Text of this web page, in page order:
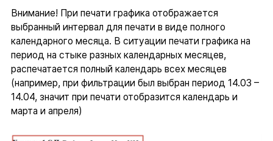
Внимание! При печати графика отображается
выбранный интервал для печати в виде полного
календарного месяца. В ситуации печати графика на
период на стыке разных календарных месяцев,
распечатается полный календарь всех месяцев
(например, при фильтрации был выбран период 14.03 –
14.04, значит при печати отобразится календарь и
марта и апреля)